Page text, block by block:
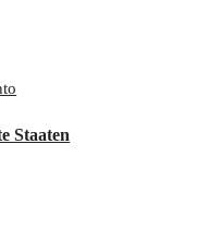
Staaten